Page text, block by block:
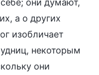
а о других
изобличает
некоторым
они